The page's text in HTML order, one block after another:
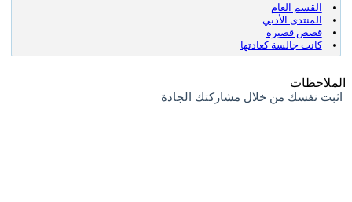
القسم العام
المنتدى الأدبي
قصص قصيرة
كانت جالسة كعادتها
الملاحظات
اثبت نفسك من خلال مشاركتك الجادة